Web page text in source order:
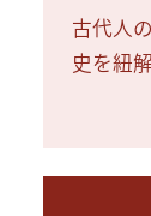
古代人
史を紐